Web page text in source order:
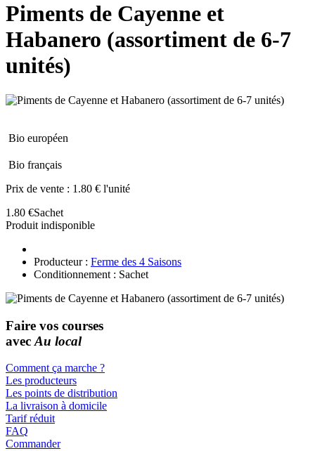
Piments de Cayenne et
Habanero (assortiment de 6-7
unités)
Bio européen
Bio français
Prix de vente : 1.80 € l'unité
1.80 €Sachet
Produit indisponible
Producteur : Ferme des 4 Saisons
Conditionnement : Sachet
Faire vos courses
avec Au local
Comment ça marche ?
Les producteurs
Les points de distribution
La livraison à domicile
Tarif réduit
FAQ
Commander